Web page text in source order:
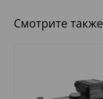
Смотрите также